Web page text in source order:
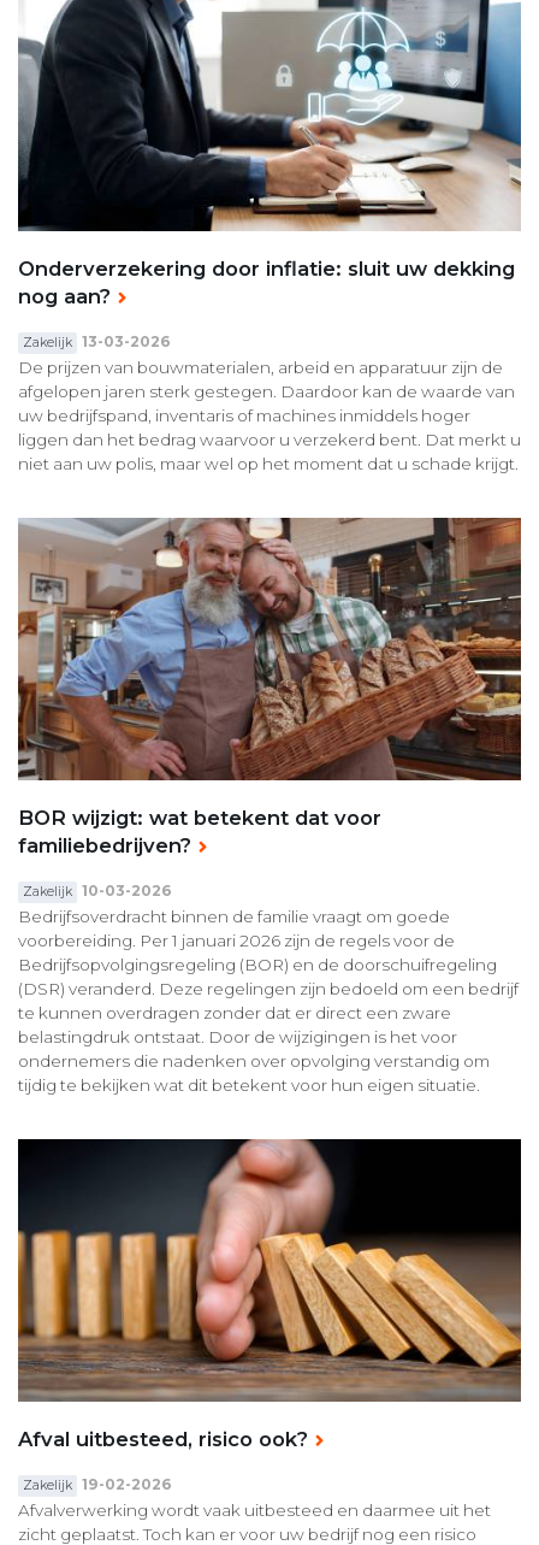
Onderverzekering door inflatie: sluit uw dekking
nog aan?
Zakelijk 13-03-2026
De prijzen van bouwmaterialen, arbeid en apparatuur zijn de
afgelopen jaren sterk gestegen. Daardoor kan de waarde van
uw bedrijfspand, inventaris of machines inmiddels hoger
liggen dan het bedrag waarvoor u verzekerd bent. Dat merkt u
niet aan uw polis, maar wel op het moment dat u schade krijgt.
BOR wijzigt: wat betekent dat voor
familiebedrijven?
Zakelijk 10-03-2026
Bedrijfsoverdracht binnen de familie vraagt om goede
voorbereiding. Per 1 januari 2026 zijn de regels voor de
Bedrijfsopvolgingsregeling (BOR) en de doorschuifregeling
(DSR) veranderd. Deze regelingen zijn bedoeld om een bedrijf
te kunnen overdragen zonder dat er direct een zware
belastingdruk ontstaat. Door de wijzigingen is het voor
ondernemers die nadenken over opvolging verstandig om
tijdig te bekijken wat dit betekent voor hun eigen situatie.
Afval uitbesteed, risico ook?
Zakelijk 19-02-2026
Afvalverwerking wordt vaak uitbesteed en daarmee uit het
zicht geplaatst. Toch kan er voor uw bedrijf nog een risico